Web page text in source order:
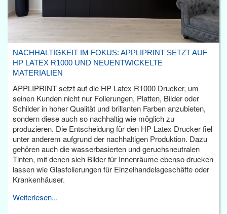
NACHHALTIGKEIT IM FOKUS: APPLIPRINT SETZT AUF
HP LATEX R1000 UND NEUENTWICKELTE
MATERIALIEN
APPLIPRINT setzt auf die HP Latex R1000 Drucker, um
seinen Kunden nicht nur Folierungen, Platten, Bilder oder
Schilder in hoher Qualität und brillanten Farben anzubieten,
sondern diese auch so nachhaltig wie möglich zu
produzieren. Die Entscheidung für den HP Latex Drucker fiel
unter anderem aufgrund der nachhaltigen Produktion. Dazu
gehören auch die wasserbasierten und geruchsneutralen
Tinten, mit denen sich Bilder für Innenräume ebenso drucken
lassen wie Glasfolierungen für Einzelhandelsgeschäfte oder
Krankenhäuser.
Weiterlesen...